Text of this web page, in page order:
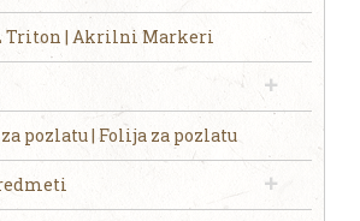
Triton | Akrilni Markeri
pozlatu | Folija za pozlatu